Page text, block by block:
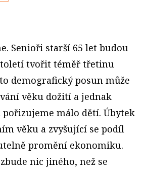
Senioři starší 65 let budou
tvořit téměř třetinu
demografický posun může
věku dožití a jednak
pořizujeme málo dětí. Úbytek
věku a zvyšující se podíl
promění ekonomiku.
nic jiného, než se